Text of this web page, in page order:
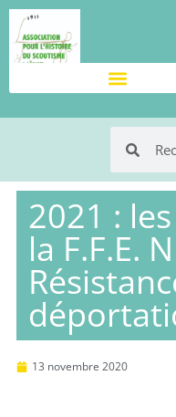
2021 :
la F.F.E.
13 novembre 2020